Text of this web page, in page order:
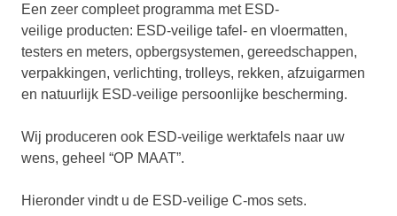
Een zeer compleet programma met ESD-
veilige producten: ESD-veilige tafel- en vloermatten,
testers en meters, opbergsystemen, gereedschappen,
verpakkingen, verlichting, trolleys, rekken, afzuigarmen
en natuurlijk ESD-veilige persoonlijke bescherming.
Wij produceren ook ESD-veilige werktafels naar uw
wens, geheel “OP MAAT”.
Hieronder vindt u de ESD-veilige C-mos sets.